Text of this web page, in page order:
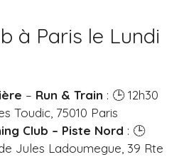
à Paris le Lundi
– Run & Train : 🕒 12h30
Toudic, 75010 Paris
Club – Piste Nord : 🕒
Jules Ladoumegue, 39 Rte